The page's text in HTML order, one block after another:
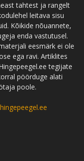
tahtest ja rangelt
leitava sisu
Kõikide nõuannete,
enda vastutusel.
eesmärk ei ole
ega ravi. Artiklites
tegijate
pöörduge alati
poole.